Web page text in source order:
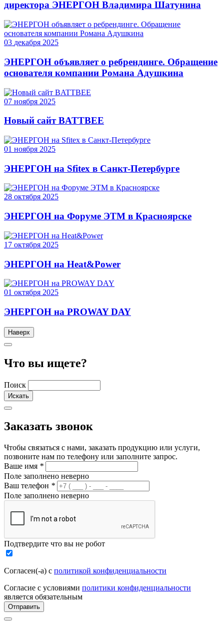
директора ЭНЕРГОН Владимира Шатунина
03 декабря 2025
ЭНЕРГОН объявляет о ребрендинге. Обращение
основателя компании Романа Адушкина
07 ноября 2025
Новый сайт BATTBEE
01 ноября 2025
ЭНЕРГОН на Sfitex в Санкт-Петербурге
28 октября 2025
ЭНЕРГОН на Форуме ЭТМ в Красноярске
17 октября 2025
ЭНЕРГОН на Heat&Power
01 октября 2025
ЭНЕРГОН на PROWAY DAY
Наверх
Что вы ищете?
Поиск
Заказать звонок
Чтобы связаться с нами, заказать продукцию или услуги,
позвоните нам по телефону или заполните запрос.
Ваше имя *
Поле заполнено неверно
Ваш телефон *
Поле заполнено неверно
Подтвердите что вы не робот
Согласен(-а) с политикой конфиденциальности
Согласие с условиями политики конфиденциальности
является обязательным
Отправить